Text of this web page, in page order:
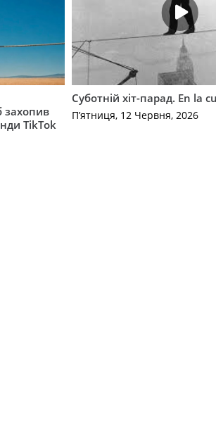
захопив
TikTok
Суботній хіт-парад. En la
П’ятниця, 12 Червня, 2026